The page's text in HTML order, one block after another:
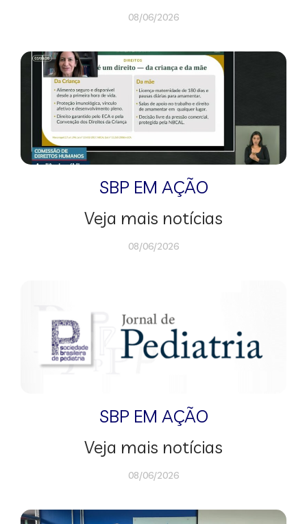
08/06/2026
SBP EM AÇÃO
Veja mais notícias
08/06/2026
SBP EM AÇÃO
Veja mais notícias
08/06/2026